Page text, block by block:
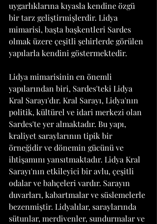
uygarlıklarına kıyasla kendine özgü
bir tarz geliştirmişlerdir. Lidya
mimarisi, başta başkentleri Sardes
olmak üzere çeşitli şehirlerde görülen
yapılarla kendini göstermektedir.
Lidya mimarisinin en önemli
yapılarından biri, Sardes'teki Lidya
Kral Sarayı'dır. Kral Sarayı, Lidya'nın
politik, kültürel ve idari merkezi olan
Sardes'te yer almaktadır. Bu yapı,
kraliyet saraylarının tipik bir
örneğidir ve dönemin gücünü ve
ihtişamını yansıtmaktadır. Lidya Kral
Sarayı'nın etkileyici bir avlu, çeşitli
odalar ve bahçeleri vardır. Sarayın
duvarları, kabartmalar ve süslemelerle
bezenmiştir. Lidyalılar, saraylarında
sütunlar, merdivenler, sundurmalar ve